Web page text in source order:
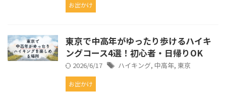
お出かけ
東京で中高年がゆったり歩けるハイキ
ングコース4選！初心者・日帰りOK
2026/6/17 ハイキング, 中高年, 東京
お出かけ